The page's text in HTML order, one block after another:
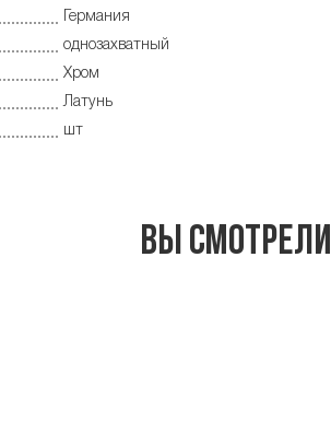
Германия
однозахватный
Хром
Латунь
шт
Вы смотрели